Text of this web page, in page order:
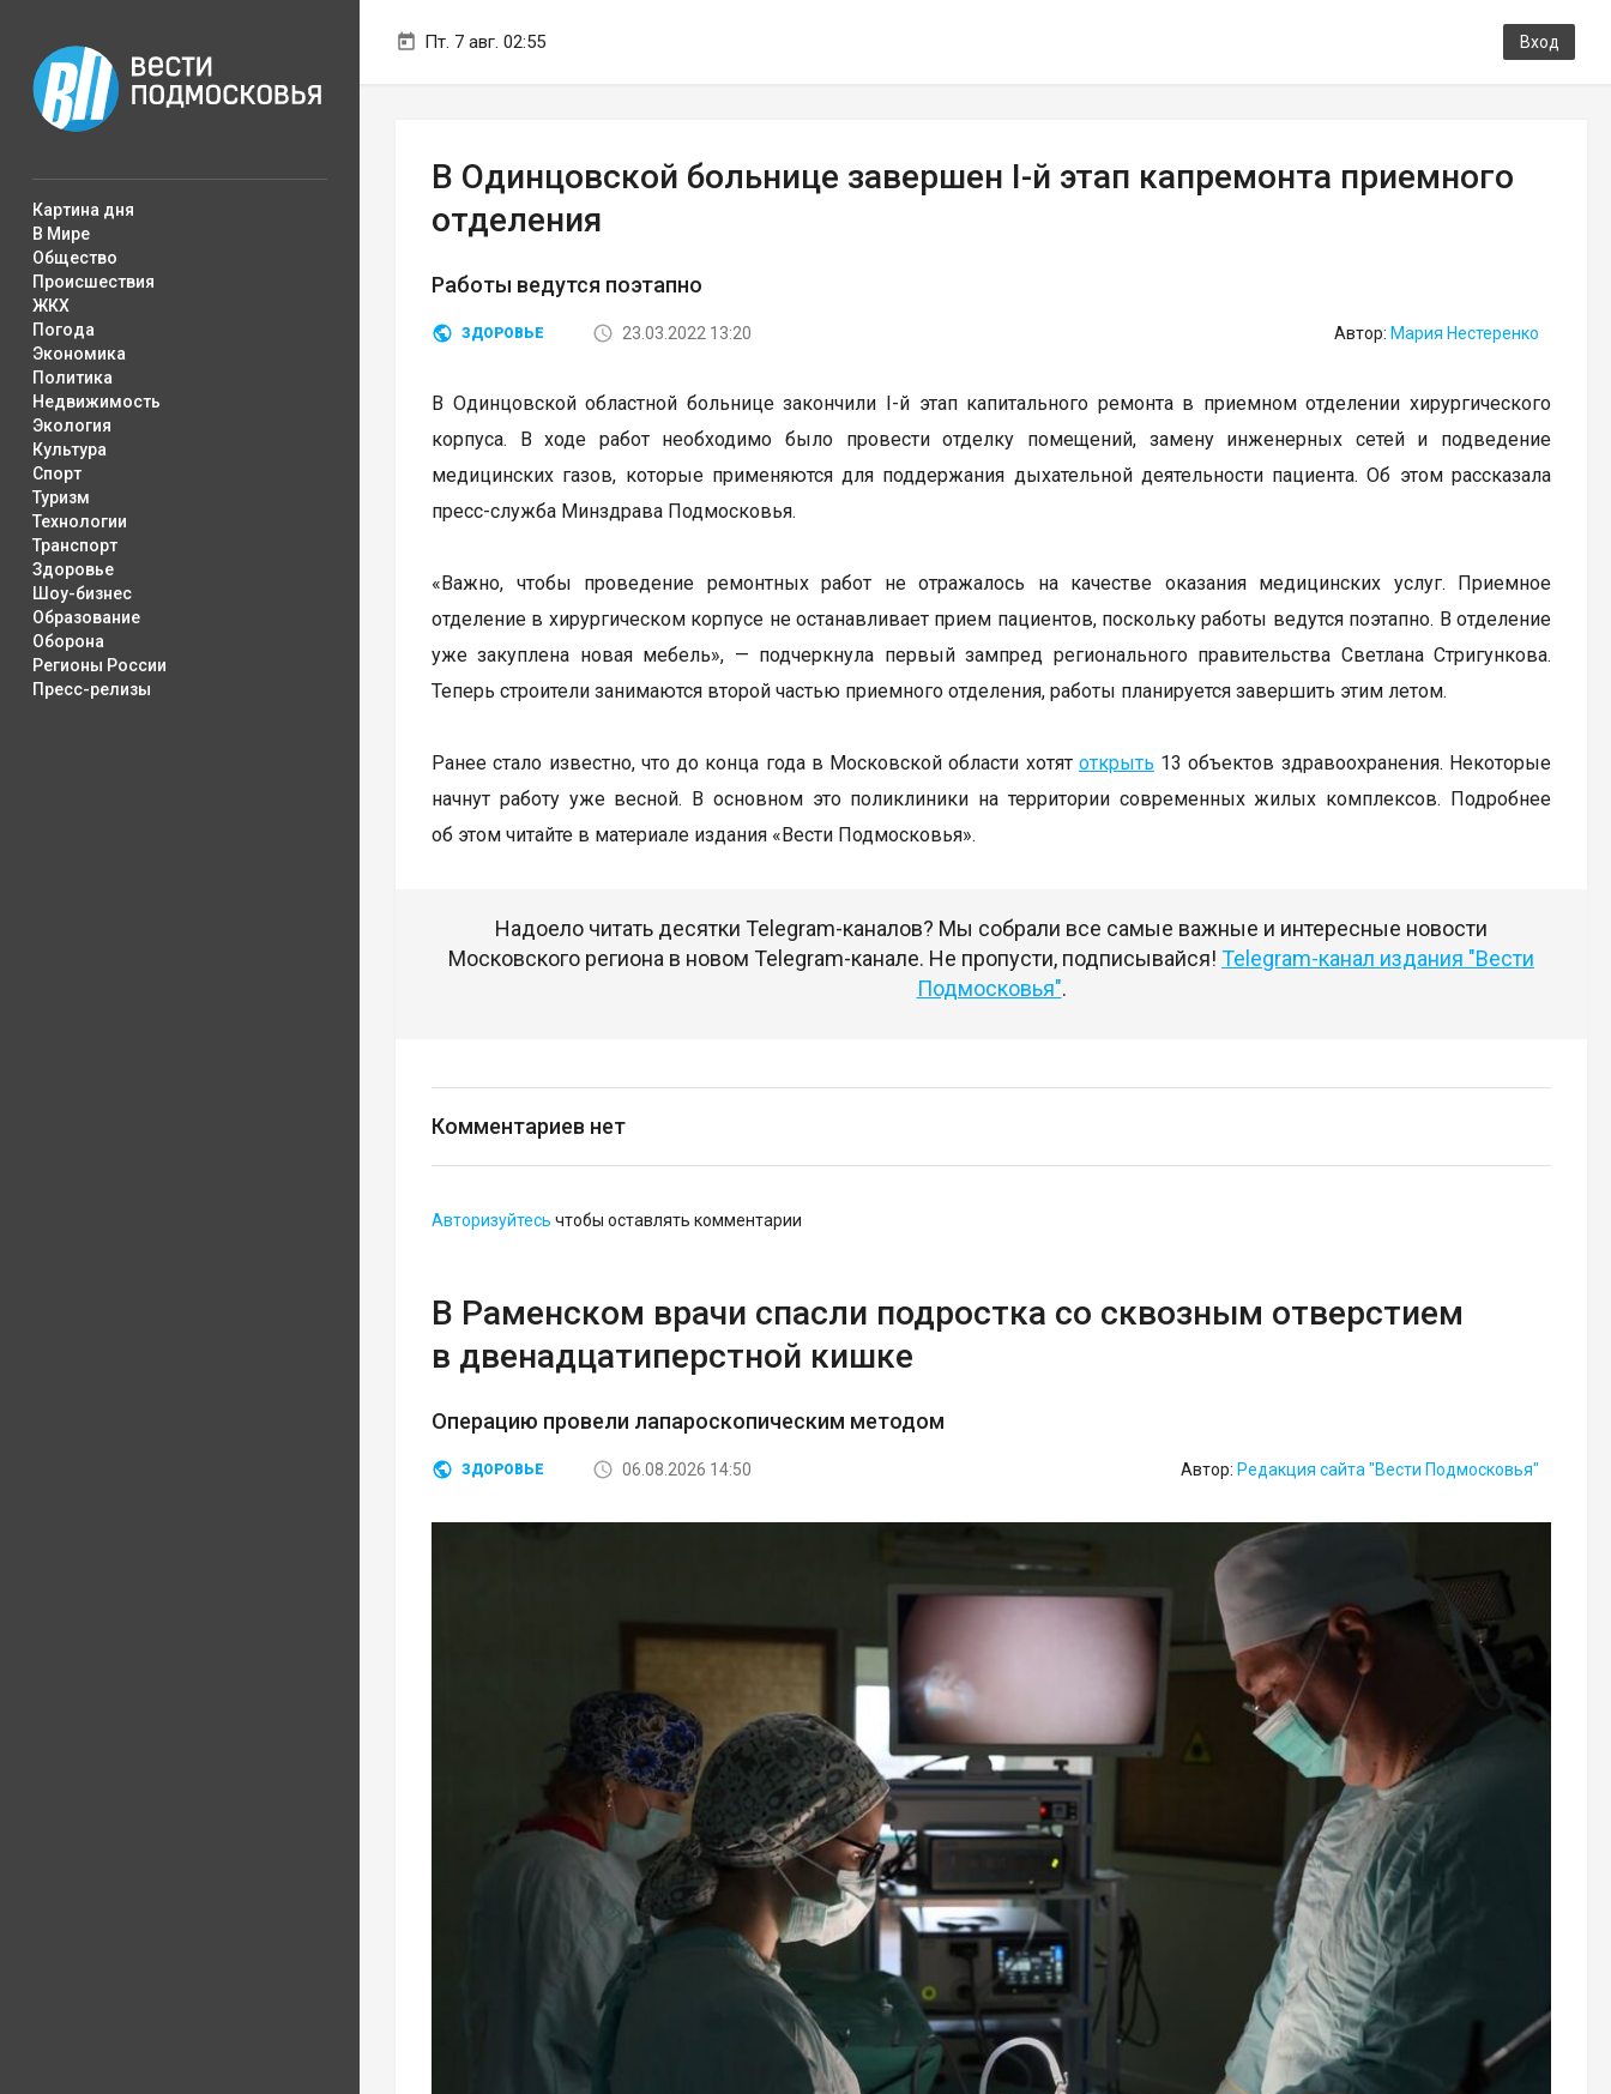
Пт. 7 авг. 02:55 Вход
Картина дня
В Мире
Общество
Происшествия
ЖКХ
Погода
Экономика
Политика
Недвижимость
Экология
Культура
Спорт
Туризм
Технологии
Транспорт
Здоровье
Шоу-бизнес
Образование
Оборона
Регионы России
Пресс-релизы
В Одинцовской больнице завершен I-й этап капремонта приемного
отделения
Работы ведутся поэтапно
ЗДОРОВЬЕ 23.03.2022 13:20 Автор: Мария Нестеренко
В Одинцовской областной больнице закончили I-й этап капитального ремонта в приемном отделении хирургического
корпуса. В ходе работ необходимо было провести отделку помещений, замену инженерных сетей и подведение
медицинских газов, которые применяются для поддержания дыхательной деятельности пациента. Об этом рассказала
пресс-служба Минздрава Подмосковья.
«Важно, чтобы проведение ремонтных работ не отражалось на качестве оказания медицинских услуг. Приемное
отделение в хирургическом корпусе не останавливает прием пациентов, поскольку работы ведутся поэтапно. В отделение
уже закуплена новая мебель», — подчеркнула первый зампред регионального правительства Светлана Стригункова.
Теперь строители занимаются второй частью приемного отделения, работы планируется завершить этим летом.
Ранее стало известно, что до конца года в Московской области хотят открыть 13 объектов здравоохранения. Некоторые
начнут работу уже весной. В основном это поликлиники на территории современных жилых комплексов. Подробнее
об этом читайте в материале издания «Вести Подмосковья».
Надоело читать десятки Telegram-каналов? Мы собрали все самые важные и интересные новости
Московского региона в новом Telegram-канале. Не пропусти, подписывайся! Telegram-канал издания "Вести
Подмосковья".
Комментариев нет
Авторизуйтесь чтобы оставлять комментарии
В Раменском врачи спасли подростка со сквозным отверстием
в двенадцатиперстной кишке
Операцию провели лапароскопическим методом
ЗДОРОВЬЕ 06.08.2026 14:50 Автор: Редакция сайта "Вести Подмосковья"